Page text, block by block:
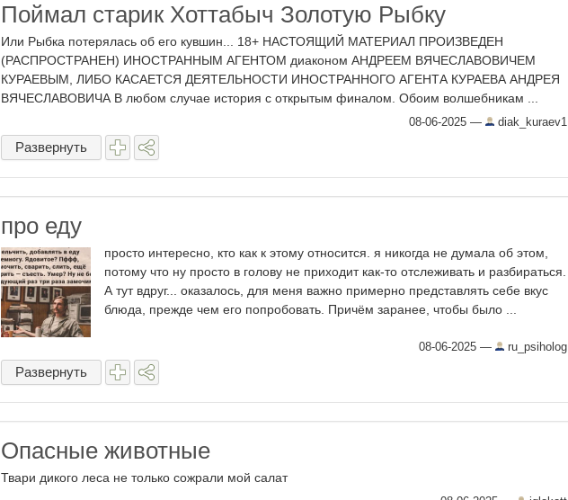
Поймал старик Хоттабыч Золотую Рыбку
Или Рыбка потерялась об его кувшин... 18+ НАСТОЯЩИЙ МАТЕРИАЛ ПРОИЗВЕДЕН
(РАСПРОСТРАНЕН) ИНОСТРАННЫМ АГЕНТОМ диаконом АНДРЕЕМ ВЯЧЕСЛАВОВИЧЕМ
КУРАЕВЫМ, ЛИБО КАСАЕТСЯ ДЕЯТЕЛЬНОСТИ ИНОСТРАННОГО АГЕНТА КУРАЕВА АНДРЕЯ
ВЯЧЕСЛАВОВИЧА В любом случае история с открытым финалом. Обоим волшебникам ...
08-06-2025 — diak_kuraev1
Развернуть
про еду
просто интересно, кто как к этому относится. я никогда не думала об этом,
потому что ну просто в голову не приходит как-то отслеживать и разбираться.
А тут вдруг... оказалось, для меня важно примерно представлять себе вкус
блюда, прежде чем его попробовать. Причём заранее, чтобы было ...
08-06-2025 — ru_psiholog
Развернуть
Опасные животные
Твари дикого леса не только сожрали мой салат